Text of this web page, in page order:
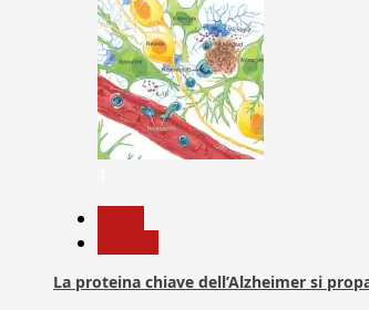
La proteina chiave dell’Alzheimer si